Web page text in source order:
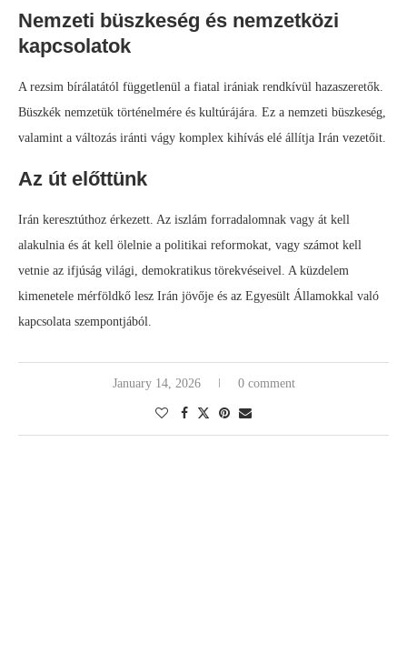
Nemzeti büszkeség és nemzetközi
kapcsolatok
A rezsim bírálatától függetlenül a fiatal irániak rendkívül hazaszeretők.
Büszkék nemzetük történelmére és kultúrájára. Ez a nemzeti büszkeség,
valamint a változás iránti vágy komplex kihívás elé állítja Irán vezetőit.
Az út előttünk
Irán keresztúthoz érkezett. Az iszlám forradalomnak vagy át kell
alakulnia és át kell ölelnie a politikai reformokat, vagy számot kell
vetnie az ifjúság világi, demokratikus törekvéseivel. A küzdelem
kimenetele mérföldkő lesz Irán jövője és az Egyesült Államokkal való
kapcsolata szempontjából.
January 14, 2026 0 comment